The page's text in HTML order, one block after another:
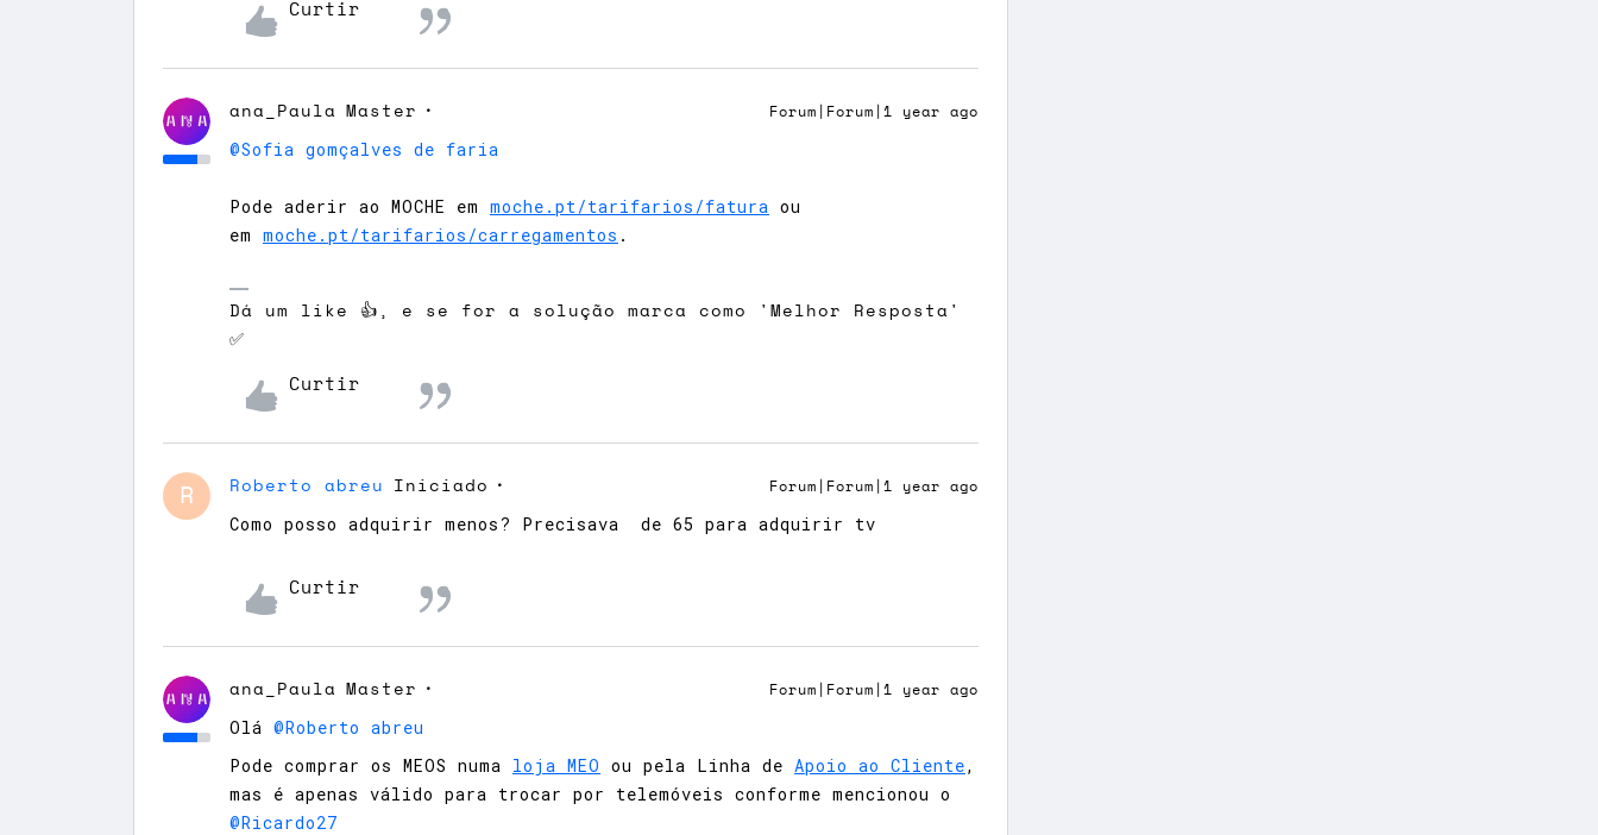
Curtir
ana_Paula Master Forum|Forum|1 year ago
@Sofia gomçalves de faria
Pode aderir ao MOCHE em moche.pt/tarifarios/fatura ou
em moche.pt/tarifarios/carregamentos .
Dá um like 👍, e se for a solução marca como 'Melhor Resposta'
✅
Curtir
R Roberto abreu Iniciado Forum|Forum|1 year ago
Como posso adquirir menos? Precisava de 65 para adquirir tv
Curtir
ana_Paula Master Forum|Forum|1 year ago
Olá ​ @Roberto abreu
Pode comprar os MEOS numa loja MEO ou pela Linha de Apoio ao Cliente,
mas é apenas válido para trocar por telemóveis conforme mencionou o ​
@Ricardo27